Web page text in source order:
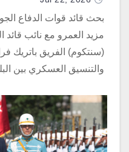
بحث قائد قوات الدفاع
مزيد العمرو مع نائب قائد
(سنتكوم) الفريق باتريك
والتنسيق العسكري بين